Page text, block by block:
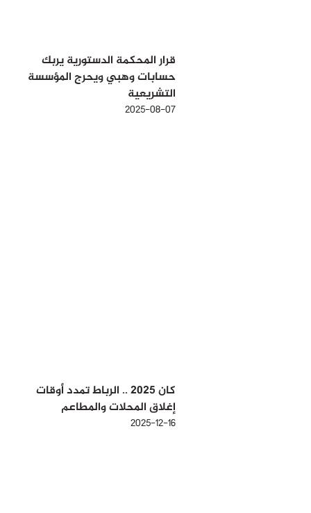
قرار المحكمة الدستورية يربك
حسابات وهبي ويحرج المؤسسة
التشريعية
2025-08-07
كان 2025 .. الرباط تمدد أوقات
إغلاق المحلات والمطاعم
2025-12-16